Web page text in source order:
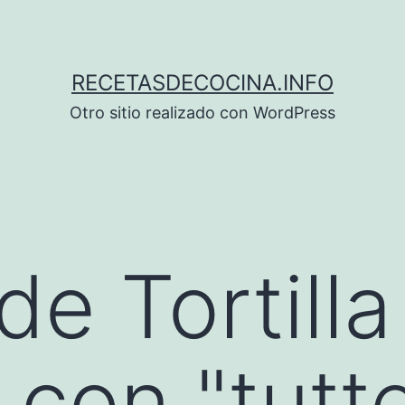
RECETASDECOCINA.INFO
Otro sitio realizado con WordPress
Tortilla